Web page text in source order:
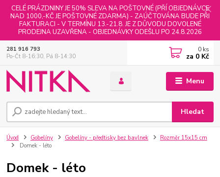
CELÉ PRÁZDNINY JE 50% SLEVA NA POŠTOVNÉ (PŘÍ OBJEDNÁVCE
NAD 1000,-KČ JE POŠTOVNÉ ZDARMA) - ZAÚČTOVÁNA BUDE PŘI
FAKTURACI - V TERMÍNU 13.-21.8. JE Z DŮVODU DOVOLENÉ
PRODEJNA UZAVŘENA - OBJEDNÁVKY ODEŠLU PO 24.8.2026
Menu
Hledat
281 916 793
Po-Čt 8-16:30, Pá 8-14:30
0 ks
za 0 Kč
Úvod Gobelíny Gobelíny - předtisky bez bavlnek
Rozměr 15x15 cm
Domek - léto
Domek - léto